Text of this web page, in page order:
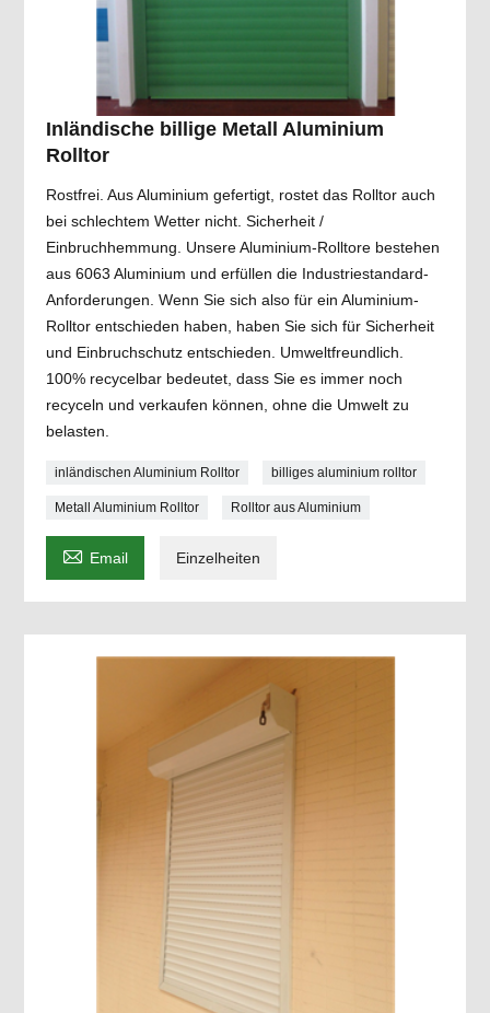
Inländische billige Metall Aluminium
Rolltor
Rostfrei. Aus Aluminium gefertigt, rostet das Rolltor auch
bei schlechtem Wetter nicht. Sicherheit /
Einbruchhemmung. Unsere Aluminium-Rolltore bestehen
aus 6063 Aluminium und erfüllen die Industriestandard-
Anforderungen. Wenn Sie sich also für ein Aluminium-
Rolltor entschieden haben, haben Sie sich für Sicherheit
und Einbruchschutz entschieden. Umweltfreundlich.
100% recycelbar bedeutet, dass Sie es immer noch
recyceln und verkaufen können, ohne die Umwelt zu
belasten.
inländischen Aluminium Rolltor billiges aluminium rolltor
Metall Aluminium Rolltor Rolltor aus Aluminium
 Email Einzelheiten